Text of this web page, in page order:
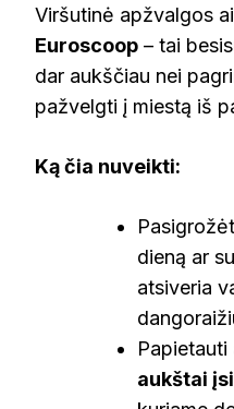
Viršutinė apžvalgos
Euroscoop – tai
dar aukščiau nei
pažvelgti į miestą iš
Ką čia nuveikti:
dieną ar
atsiveria
Papietauti
aukštai